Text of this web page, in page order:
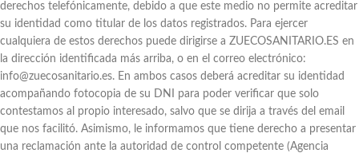
derechos telefónicamente, debido a que este medio no permite acreditar
su identidad como titular de los datos registrados. Para ejercer
cualquiera de estos derechos puede dirigirse a ZUECOSANITARIO.ES en
la dirección identificada más arriba, o en el correo electrónico:
info@zuecosanitario.es. En ambos casos deberá acreditar su identidad
acompañando fotocopia de su DNI para poder verificar que solo
contestamos al propio interesado, salvo que se dirija a través del email
que nos facilitó. Asimismo, le informamos que tiene derecho a presentar
una reclamación ante la autoridad de control competente (Agencia